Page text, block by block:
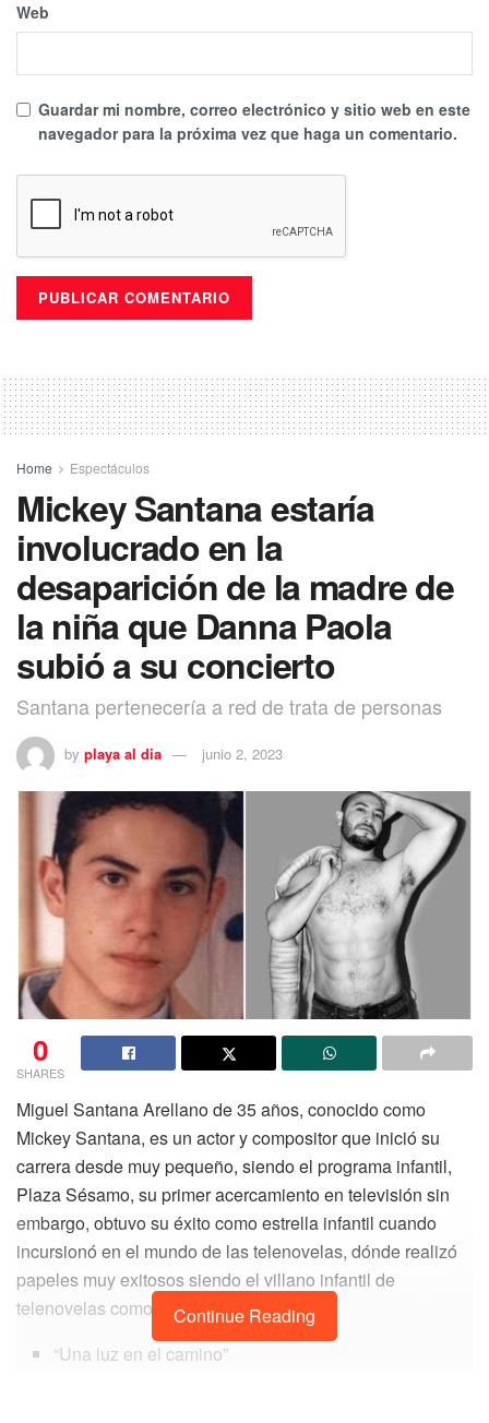
Web
Guardar mi nombre, correo electrónico y sitio web en este
navegador para la próxima vez que haga un comentario.
Home Espectáculos
Mickey Santana estaría
involucrado en la
desaparición de la madre de
la niña que Danna Paola
subió a su concierto
Santana pertenecería a red de trata de personas
by playa al dia junio 2, 2023
0
SHARES
Miguel Santana Arellano de 35 años, conocido como
Mickey Santana, es un actor y compositor que inició su
carrera desde muy pequeño, siendo el programa infantil,
Plaza Sésamo, su primer acercamiento en televisión sin
embargo, obtuvo su éxito como estrella infantil cuando
incursionó en el mundo de las telenovelas, dónde realizó
papeles muy exitosos siendo el villano infantil de
telenovelas como:
“Una luz en el camino”
Continue Reading